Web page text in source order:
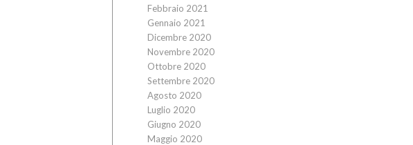
Febbraio 2021
Gennaio 2021
Dicembre 2020
Novembre 2020
Ottobre 2020
Settembre 2020
Agosto 2020
Luglio 2020
Giugno 2020
Maggio 2020